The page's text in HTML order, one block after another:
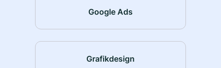
Google Ads
Grafikdesign